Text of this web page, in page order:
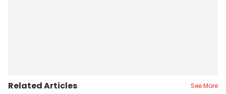
Related Articles See More